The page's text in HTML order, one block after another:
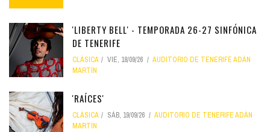
'LIBERTY BELL' - TEMPORADA 26-27 SINFÓNICA
DE TENERIFE
CLÁSICA VIE, 18/09/26
AUDITORIO DE TENERIFE ADÁN
MARTÍN
'RAÍCES'
CLÁSICA SÁB, 19/09/26
AUDITORIO DE TENERIFE ADÁN
MARTÍN